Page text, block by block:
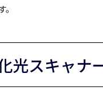
光スキャナ